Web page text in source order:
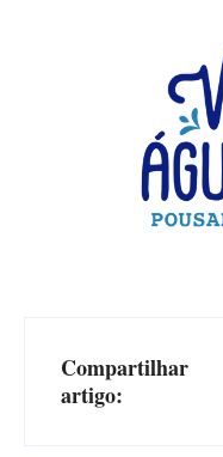
Compartilhar
artigo: